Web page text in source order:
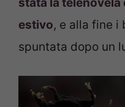
stata la
estivo, e alla fine i
spuntata dopo un